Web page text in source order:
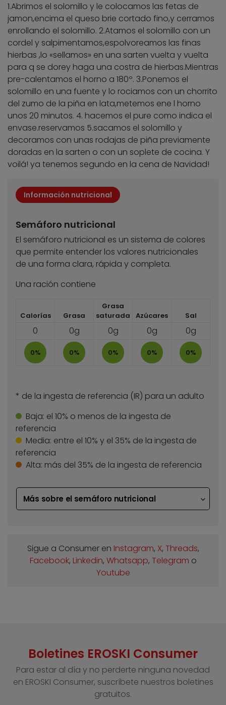
1.Abrimos el solomillo y le colocamos las fetas de
jamon,encima el queso brie cortado fino,y cerramos
enrollando el solomillo. 2.Atamos el solomillo con un
cordel y salpimentamos,espolvoreamos las finas
hierbas ,lo «sellamos» en una sarten vuelta y vuelta
para q se dorey haga una costra de hierbas.Mientras
pre-calentamos el horno a 180º. 3.Ponemos el
solomillo en una fuente y lo rociamos con un chorrito
del zumo de la piña en lata,metemos ene l horno
unos 20 minutos. 4. hacemos el pure como indica el
envase.reservamos 5.sacamos el solomillo y
decoramos con unas rodajas de piña previamente
doradas en la sarten o con un soplete de cocina. Y
voilá! ya tenemos segundo en la cena de Navidad!
Información nutricional
Semáforo nutricional
El semáforo nutricional es un sistema de colores
que permite entender los valores nutricionales
de una forma clara, rápida y completa.
Una ración contiene
Calorías Grasa
Grasa
saturada
Azúcares Sal
0 0g 0g 0g 0g
0% 0% 0% 0% 0%
* de la ingesta de referencia (IR) para un adulto
Baja: el 10% o menos de la ingesta de
referencia
Media: entre el 10% y el 35% de la ingesta de
referencia
Alta: más del 35% de la ingesta de referencia
Más sobre el semáforo nutricional
Sigue a Consumer en Instagram, X, Threads,
Facebook, Linkedin, Whatsapp, Telegram o
Youtube
Boletines EROSKI Consumer
Para estar al día y no perderte ninguna novedad
en EROSKI Consumer, suscríbete nuestros boletines
gratuitos.